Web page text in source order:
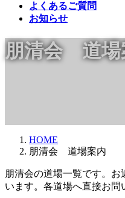
よくあるご質問
お知らせ
朋清会 道場
HOME
朋清会 道場案内
朋清会の道場一覧です。お
います。各道場へ直接お問